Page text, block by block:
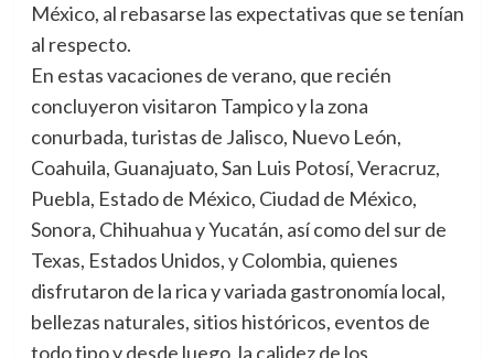
México, al rebasarse las expectativas que se tenían
al respecto.
En estas vacaciones de verano, que recién
concluyeron visitaron Tampico y la zona
conurbada, turistas de Jalisco, Nuevo León,
Coahuila, Guanajuato, San Luis Potosí, Veracruz,
Puebla, Estado de México, Ciudad de México,
Sonora, Chihuahua y Yucatán, así como del sur de
Texas, Estados Unidos, y Colombia, quienes
disfrutaron de la rica y variada gastronomía local,
bellezas naturales, sitios históricos, eventos de
todo tipo y desde luego, la calidez de los